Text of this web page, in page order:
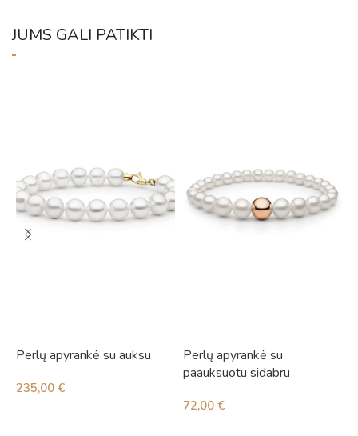
JUMS GALI PATIKTI
Perlų apyrankė su auksu
235,00 €
Perlų apyrankė su
paauksuotu sidabru
72,00 €